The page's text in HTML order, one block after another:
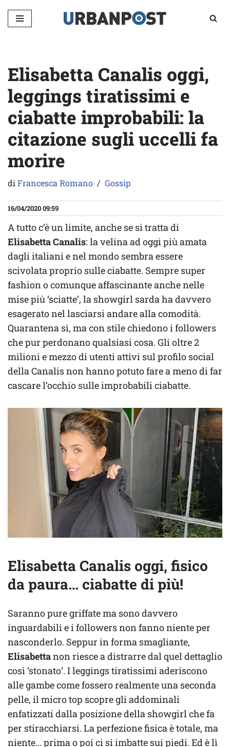
Vai
Elisabetta Canalis oggi,
leggings tiratissimi e
ciabatte improbabili: la
citazione sugli uccelli fa
morire
diFrancesca Romano Gossip
16/04/2020 09:59
A tutto c’è un limite, anche se si tratta di
Elisabetta Canalis: la velina ad oggi più amata
dagli italiani e nel mondo sembra essere
scivolata proprio sulle ciabatte. Sempre super
fashion o comunque affascinante anche nelle
mise più ‘sciatte’, la showgirl sarda ha davvero
esagerato nel lasciarsi andare alla comodità.
Quarantena sì, ma con stile chiedono i followers
che pur perdonano qualsiasi cosa. Gli oltre 2
milioni e mezzo di utenti attivi sul profilo social
della Canalis non hanno potuto fare a meno di far
cascare l’occhio sulle improbabili ciabatte.
Elisabetta Canalis oggi, fisico
da paura… ciabatte di più!
Saranno pure griffate ma sono davvero
inguardabili e i followers non fanno niente per
nasconderlo. Seppur in forma smagliante,
Elisabettanon riesce a distrarre dal quel dettaglio
così ‘stonato’. I leggings tiratissimi aderiscono
alle gambe come fossero realmente una seconda
pelle, il micro top scopre gli addominali
enfatizzati dalla posizione della showgirl che fa
per stiracchiarsi. La perfezione fisica è totale, ma
niente… prima o poi ci si imbatte sui piedi. Ed è lì